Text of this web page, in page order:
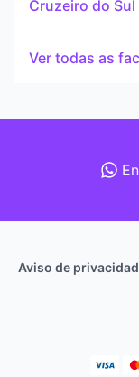
Cruzeiro do
Ver todas as
Aviso de